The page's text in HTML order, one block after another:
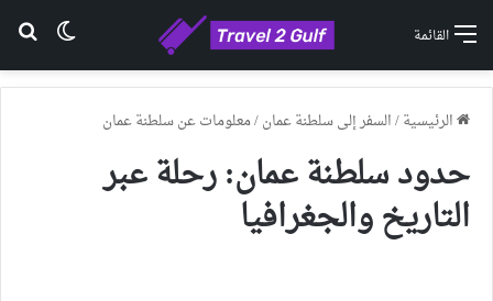
القائمة
الرئيسية/السفر إلى سلطنة عمان/معلومات عن سلطنة عمان
حدود سلطنة عمان: رحلة عبر
التاريخ والجغرافيا